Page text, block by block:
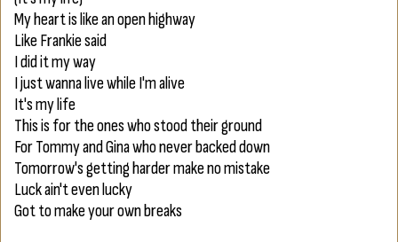
My heart is like an open highway
Like Frankie said
I did it my way
I just wanna live while I'm alive
It's my life
This is for the ones who stood their ground
For Tommy and Gina who never backed down
Tomorrow's getting harder make no mistake
Luck ain't even lucky
Got to make your own breaks